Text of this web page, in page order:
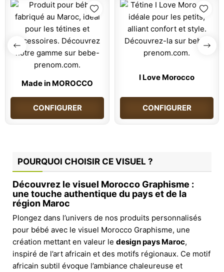
Made in MOROCCO
CONFIGURER
I Love Morocco
CONFIGURER
POURQUOI CHOISIR CE VISUEL ?
Découvrez le visuel Morocco Graphisme :
une touche authentique du pays et de la
région Maroc
Plongez dans l’univers de nos produits personnalisés
pour bébé avec le visuel Morocco Graphisme, une
création mettant en valeur le design pays Maroc,
inspiré de l’art africain et des motifs régionaux. Ce motif
africain subtil évoque l’ambiance chaleureuse et